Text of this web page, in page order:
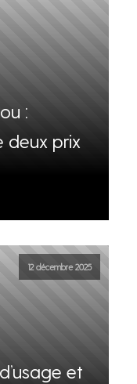
:
deux prix
12 décembre 2025
et